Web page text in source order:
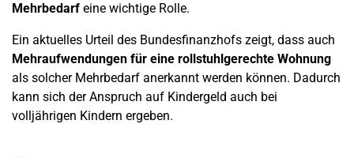
Mehrbedarf eine wichtige Rolle.
Ein aktuelles Urteil des Bundesfinanzhofs zeigt, dass auch
Mehraufwendungen für eine rollstuhlgerechte Wohnung
als solcher Mehrbedarf anerkannt werden können. Dadurch
kann sich der Anspruch auf Kindergeld auch bei
volljährigen Kindern ergeben.